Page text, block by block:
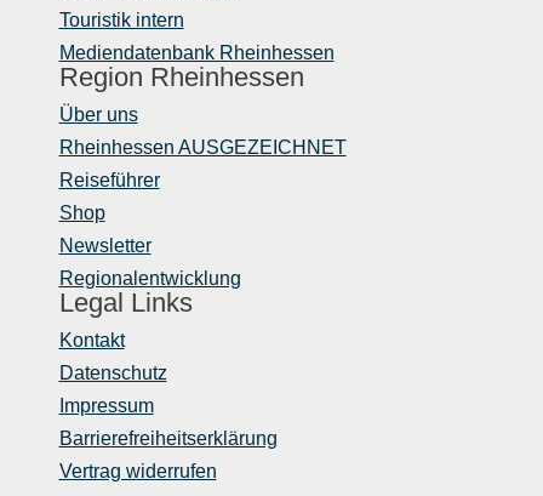
Touristik intern
Mediendatenbank Rheinhessen
Region Rheinhessen
Über uns
Rheinhessen AUSGEZEICHNET
Reiseführer
Shop
Newsletter
Regionalentwicklung
Legal Links
Kontakt
Datenschutz
Impressum
Barrierefreiheitserklärung
Vertrag widerrufen